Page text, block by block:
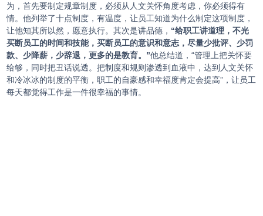
为，首先要制定规章制度，必须从人文关怀角度考虑，你必须得有
情。他列举了十点制度，有温度，让员工知道为什么制定这项制度，
让他知其所以然，愿意执行。其次是讲品德， “给职工讲道理，不光
买断员工的时间和技能，买断员工的意识和意志，尽量少批评、少罚
款、少降薪，少辞退，更多的是教育。”他总结道，“管理上把关怀要
给够，同时把丑话说透。把制度和规则渗透到血液中，达到人文关怀
和冷冰冰的制度的平衡，职工的自豪感和幸福度肯定会提高”，让员工
每天都觉得工作是一件很幸福的事情。